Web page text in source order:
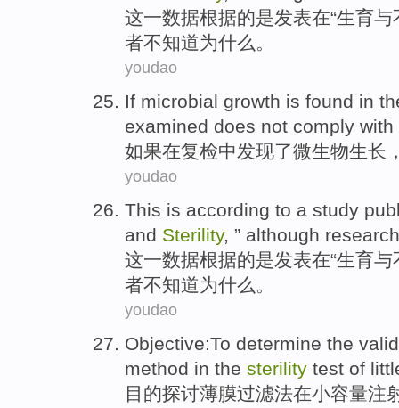
这一数据根据的是发表在“生育与
者不知道为什么。
youdao
If microbial growth is found in
examined does not comply with
如果在复检中发现了微生物生长
youdao
This is according to a study
and Sterility, ” although
这一数据根据的是发表在“生育与
者不知道为什么。
youdao
Objective:To determine the
method in the sterility test of
目的探讨薄膜过滤法在小容量注